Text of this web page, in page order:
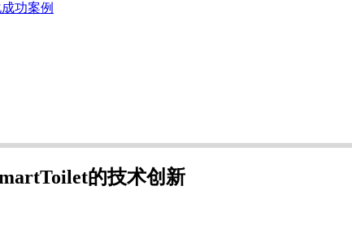
功案例
的技术创新